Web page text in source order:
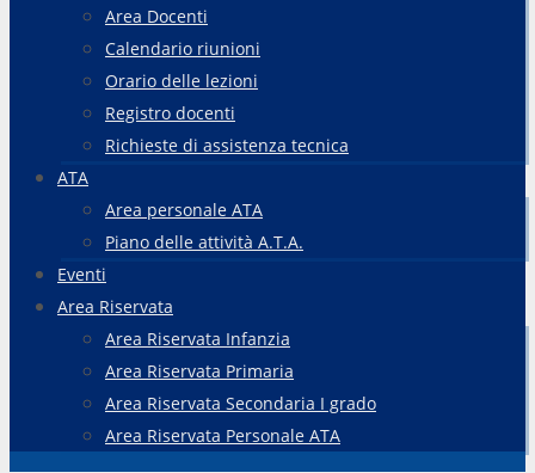
Area Docenti
Calendario riunioni
Orario delle lezioni
Registro docenti
Richieste di assistenza tecnica
ATA
Area personale ATA
Piano delle attività A.T.A.
Eventi
Area Riservata
Area Riservata Infanzia
Area Riservata Primaria
Area Riservata Secondaria I grado
Area Riservata Personale ATA